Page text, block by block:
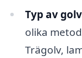
Typ av
olika
Trägolv,